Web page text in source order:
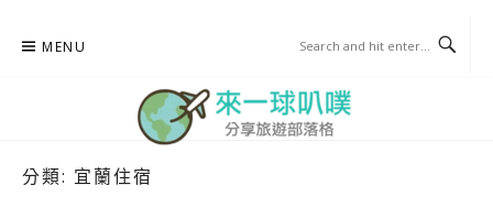
MENU
分類: 宜蘭住宿